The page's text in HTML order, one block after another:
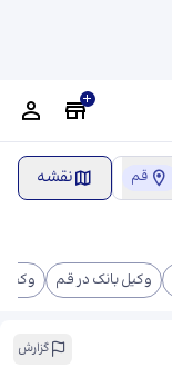
قم نقشه
وکیل بانک در قم وکیل
گزارش